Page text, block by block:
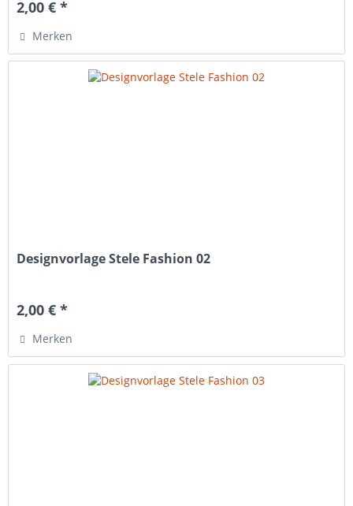
2,00 € *
Merken
Designvorlage Stele Fashion 02
2,00 € *
Merken